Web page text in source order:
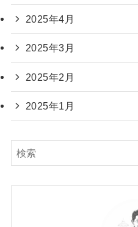
2025年4月
2025年3月
2025年2月
2025年1月